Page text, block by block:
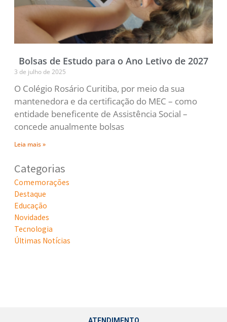
Bolsas de Estudo para o Ano Letivo de 2027
3 de julho de 2025
O Colégio Rosário Curitiba, por meio da sua
mantenedora e da certificação do MEC – como
entidade beneficente de Assistência Social –
concede anualmente bolsas
Leia mais »
Categorias
Comemorações
Destaque
Educação
Novidades
Tecnologia
Últimas Notícias
ATENDIMENTO